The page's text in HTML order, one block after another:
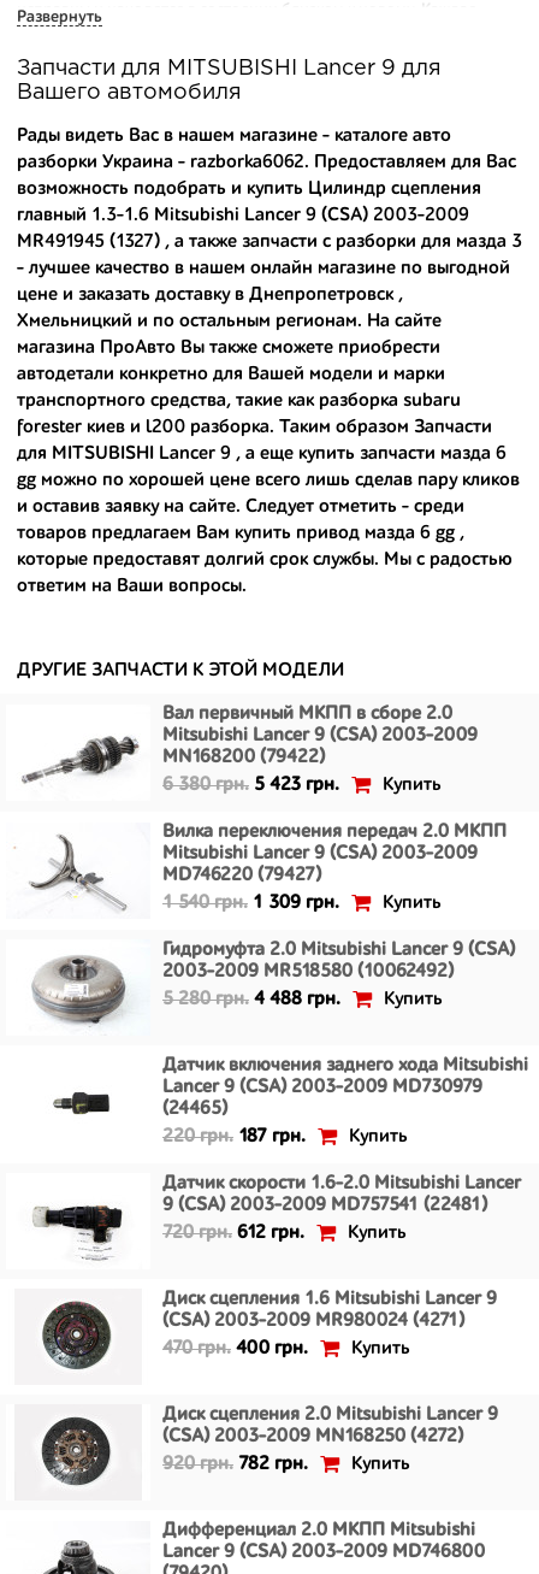
исправны и находятся в состоянии близком к новому. Каждая
производителя.
Вашему вниманию предлагаем широкий ассортимент
автозапчастей для
популярных марок. Мы продаем оригинальные и
высококачественные запчасти, отказываясь от контрафактных
аналогов.
Многие наши оптовые клиенты рекомендуют именно нашу
разборку как надежного и проверенного продавца. Если вам
требуется приобрести оптовую партию деталей для японских
автомобилей, то консультанты нашего интернет-магазина
подберут вам товар и укомплектуют партию. Также мы поможем с
правильным выбором по каталогу автозапчастей.
Купить комплектующие для авто с разборки – хорошее решение.
Ведь наши запчасти:
- доступные по цене;
- сняты только с автомобилей, которые ездили по превосходным
европейским и японским дорогам;
- имеют большой запас прочности и невыробатанный ресурс, и
Развернуть
Запчасти для MITSUBISHI Lancer 9 для
Вашего автомобиля
Рады видеть Вас в нашем магазине - каталоге авто
разборки Украина - razborka6062. Предоставляем для Вас
возможность подобрать и купить Цилиндр сцепления
главный 1.3-1.6 Mitsubishi Lancer 9 (CSA) 2003-2009
MR491945 (1327) , а также запчасти с разборки для мазда 3
- лучшее качество в нашем онлайн магазине по выгодной
цене и заказать доставку в Днепропетровск ,
Хмельницкий и по остальным регионам. На сайте
магазина ПроАвто Вы также сможете приобрести
автодетали конкретно для Вашей модели и марки
транспортного средства, такие как разборка subaru
forester киев и l200 разборка. Таким образом Запчасти
для MITSUBISHI Lancer 9 , а еще купить запчасти мазда 6
gg можно по хорошей цене всего лишь сделав пару кликов
и оставив заявку на сайте. Следует отметить - среди
товаров предлагаем Вам купить привод мазда 6 gg ,
которые предоставят долгий срок службы. Мы с радостью
ответим на Ваши вопросы.
ДРУГИЕ ЗАПЧАСТИ К ЭТОЙ МОДЕЛИ
Вал первичный МКПП в сборе 2.0
Mitsubishi Lancer 9 (CSA) 2003-2009
MN168200 (79422)
6 380 грн. 5 423 грн. Купить
Вилка переключения передач 2.0 МКПП
Mitsubishi Lancer 9 (CSA) 2003-2009
MD746220 (79427)
1 540 грн. 1 309 грн. Купить
Гидромуфта 2.0 Mitsubishi Lancer 9 (CSA)
2003-2009 MR518580 (10062492)
5 280 грн. 4 488 грн. Купить
Датчик включения заднего хода Mitsubishi
Lancer 9 (CSA) 2003-2009 MD730979
(24465)
220 грн. 187 грн. Купить
Датчик скорости 1.6-2.0 Mitsubishi Lancer
9 (CSA) 2003-2009 MD757541 (22481)
720 грн. 612 грн. Купить
Диск сцепления 1.6 Mitsubishi Lancer 9
(CSA) 2003-2009 MR980024 (4271)
470 грн. 400 грн. Купить
Диск сцепления 2.0 Mitsubishi Lancer 9
(CSA) 2003-2009 MN168250 (4272)
920 грн. 782 грн. Купить
Дифференциал 2.0 МКПП Mitsubishi
Lancer 9 (CSA) 2003-2009 MD746800